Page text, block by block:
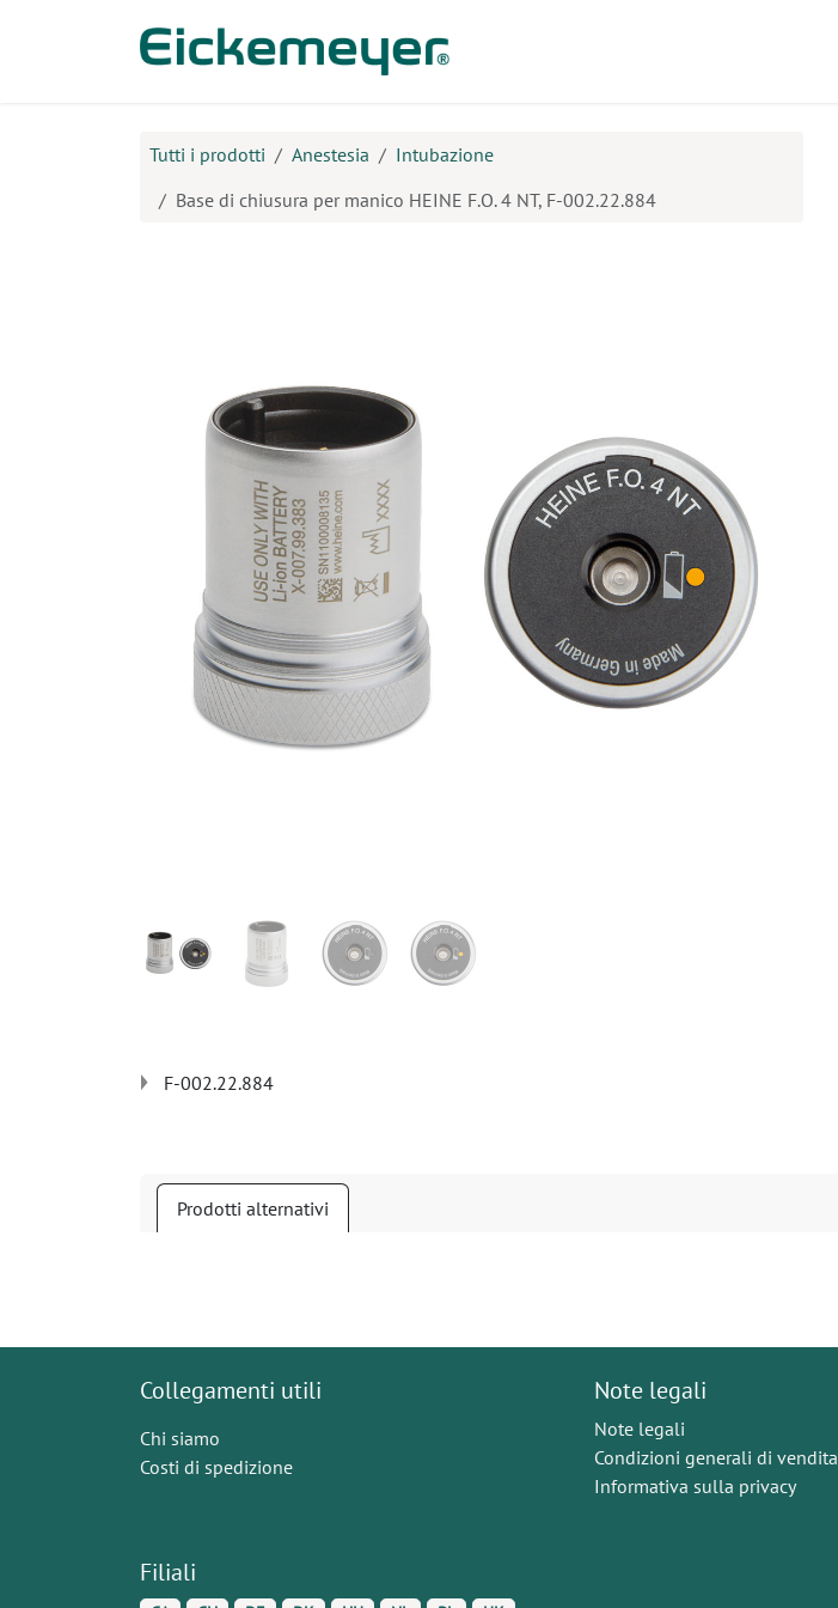
Tutti i prodotti Anestesia
Intubazione
Base di chiusura per manico HEINE F.O. 4 NT, F-002.22.884
F-002.22.884
Prodotti alternativi
Collegamenti utili
Chi siamo
Costi di spedizione
Filiali
Note legali
Note legali
Condizioni generali di vendita
Informativa sulla privacy